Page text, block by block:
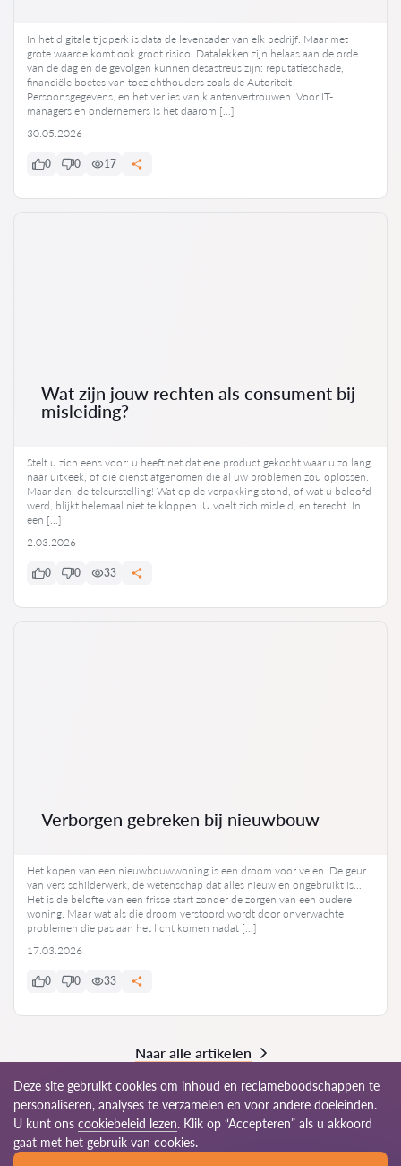
In het digitale tijdperk is data de levensader van elk bedrijf. Maar met
grote waarde komt ook groot risico. Datalekken zijn helaas aan de orde
van de dag en de gevolgen kunnen desastreus zijn: reputatieschade,
financiële boetes van toezichthouders zoals de Autoriteit
Persoonsgegevens, en het verlies van klantenvertrouwen. Voor IT-
managers en ondernemers is het daarom […]
30.05.2026
0 0 17
Wat zijn jouw rechten als consument bij
misleiding?
Stelt u zich eens voor: u heeft net dat ene product gekocht waar u zo lang
naar uitkeek, of die dienst afgenomen die al uw problemen zou oplossen.
Maar dan, de teleurstelling! Wat op de verpakking stond, of wat u beloofd
werd, blijkt helemaal niet te kloppen. U voelt zich misleid, en terecht. In
een […]
2.03.2026
0 0 33
Verborgen gebreken bij nieuwbouw
Het kopen van een nieuwbouwwoning is een droom voor velen. De geur
van vers schilderwerk, de wetenschap dat alles nieuw en ongebruikt is…
Het is de belofte van een frisse start zonder de zorgen van een oudere
woning. Maar wat als die droom verstoord wordt door onverwachte
problemen die pas aan het licht komen nadat […]
17.03.2026
0 0 33
Naar alle artikelen
© 2026 Advocat-nl.com
Deze site gebruikt cookies om inhoud en reclameboodschappen te
personaliseren, analyses te verzamelen en voor andere doeleinden.
U kunt ons cookiebeleid lezen. Klik op “Accepteren” als u akkoord
gaat met het gebruik van cookies.